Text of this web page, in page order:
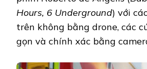
Hours, 6 Underground) với
trên không bằng drone, các
gọn và chính xác bằng